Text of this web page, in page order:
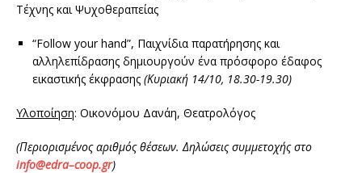
Τέχνης και Ψυχοθεραπείας
“Follow your hand”, Παιχνίδια παρατήρησης και
αλληλεπίδρασης δημιουργούν ένα πρόσφορο έδαφος
εικαστικής έκφρασης (Κυριακή 14/10, 18.30-19.30)
Υλοποίηση: Οικονόμου Δανάη, Θεατρολόγος
(Περιορισμένος αριθμός θέσεων. Δηλώσεις συμμετοχής στο
info@edra–coop.gr)